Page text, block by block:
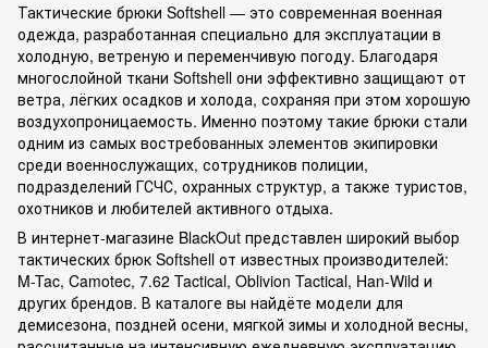
Тактические брюки Softshell — это современная военная
одежда, разработанная специально для эксплуатации в
холодную, ветреную и переменчивую погоду. Благодаря
многослойной ткани Softshell они эффективно защищают от
ветра, лёгких осадков и холода, сохраняя при этом хорошую
воздухопроницаемость. Именно поэтому такие брюки стали
одним из самых востребованных элементов экипировки
среди военнослужащих, сотрудников полиции,
подразделений ГСЧС, охранных структур, а также туристов,
охотников и любителей активного отдыха.
В интернет-магазине BlackOut представлен широкий выбор
тактических брюк Softshell от известных производителей:
M-Tac, Camotec, 7.62 Tactical, Oblivion Tactical, Han-Wild и
других брендов. В каталоге вы найдёте модели для
демисезона, поздней осени, мягкой зимы и холодной весны,